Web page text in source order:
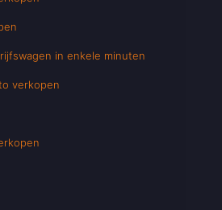
in enkele minuten
verkopen